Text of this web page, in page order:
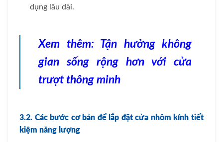
dụng lâu dài.
Xem thêm: Tận hưởng không
gian sống rộng hơn với cửa
trượt thông minh
3.2. Các bước cơ bản để lắp đặt cửa nhôm kính tiết
kiệm năng lượng